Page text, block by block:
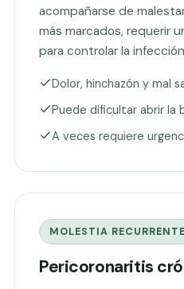
acompañarse de
más marcados, requerir
para controlar la
Dolor, hinchazón y mal
Puede dificultar abrir la
A veces requiere
MOLESTIA RECURRENTE
Pericoronaritis